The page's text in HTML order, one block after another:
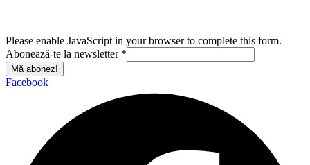
Please enable JavaScript in your browser to complete this form.
Abonează-te la newsletter *
Mă abonez!
Facebook